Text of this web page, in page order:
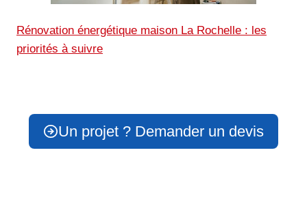
Rénovation énergétique maison La Rochelle : les
priorités à suivre
Un projet ? Demander un devis